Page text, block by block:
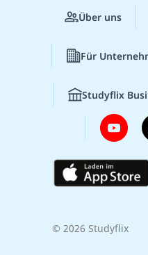
Über uns
Für
Studyflix
© 2026 Studyflix